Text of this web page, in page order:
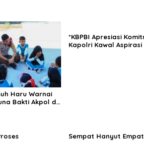
Haru Warnai
Bakti Akpol di
*KBPBI Apresiasi
Kapolri Kawal
Sempat Hanyut